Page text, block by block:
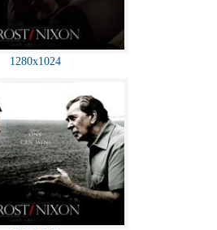
1280x1024